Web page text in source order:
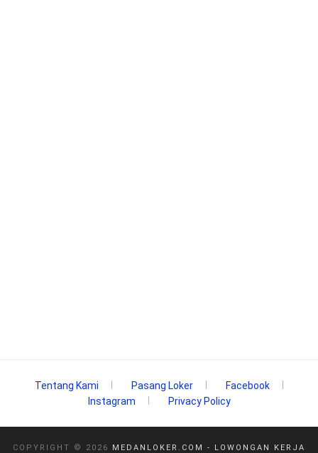
Tentang Kami Pasang Loker
Facebook
Instagram
Privacy Policy
COPYRIGHT © 2026 MEDANLOKER.COM - LOWONGAN KERJA